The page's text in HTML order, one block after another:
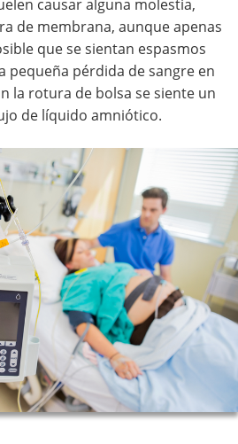
causar alguna molestia,
de membrana, aunque apenas
que se sientan espasmos
pequeña pérdida de sangre en
la rotura de bolsa se siente un
de líquido amniótico.